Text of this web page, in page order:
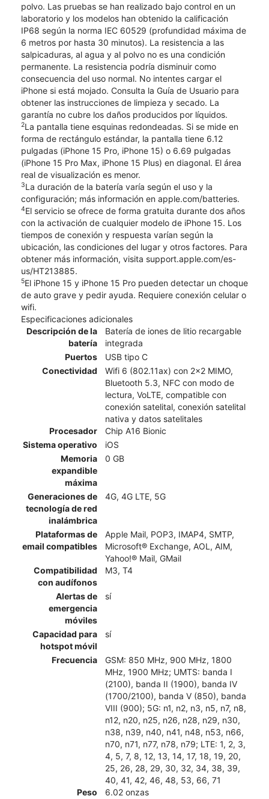
polvo. Las pruebas se han realizado bajo control en un
laboratorio y los modelos han obtenido la calificación
IP68 según la norma IEC 60529 (profundidad máxima de
6 metros por hasta 30 minutos). La resistencia a las
salpicaduras, al agua y al polvo no es una condición
permanente. La resistencia podría disminuir como
consecuencia del uso normal. No intentes cargar el
iPhone si está mojado. Consulta la Guía de Usuario para
obtener las instrucciones de limpieza y secado. La
garantía no cubre los daños producidos por líquidos.
2La pantalla tiene esquinas redondeadas. Si se mide en
forma de rectángulo estándar, la pantalla tiene 6.12
pulgadas (iPhone 15 Pro, iPhone 15) o 6.69 pulgadas
(iPhone 15 Pro Max, iPhone 15 Plus) en diagonal. El área
real de visualización es menor.
3La duración de la batería varía según el uso y la
configuración; más información en apple.com/batteries.
4El servicio se ofrece de forma gratuita durante dos años
con la activación de cualquier modelo de iPhone 15. Los
tiempos de conexión y respuesta varían según la
ubicación, las condiciones del lugar y otros factores. Para
obtener más información, visita support.apple.com/es-
us/HT213885.
5El iPhone 15 y iPhone 15 Pro pueden detectar un choque
de auto grave y pedir ayuda. Requiere conexión celular o
wifi.
Especificaciones adicionales
Descripción de la
batería
Batería de iones de litio recargable
integrada
Puertos
USB tipo C
Conectividad
Wifi 6 (802.11ax) con 2x2 MIMO,
Bluetooth 5.3, NFC con modo de
lectura, VoLTE, compatible con
conexión satelital, conexión satelital
nativa y datos satelitales
Procesador
Chip A16 Bionic
Sistema operativo
iOS
Memoria
expandible
máxima
0 GB
Generaciones de
tecnología de red
inalámbrica
4G, 4G LTE, 5G
Plataformas de
email compatibles
Apple Mail, POP3, IMAP4, SMTP,
Microsoft® Exchange, AOL, AIM,
Yahoo!® Mail, GMail
Compatibilidad
con audífonos
M3, T4
Alertas de
emergencia
móviles
sí
Capacidad para
hotspot móvil
sí
Frecuencia
GSM: 850 MHz, 900 MHz, 1800
MHz, 1900 MHz; UMTS: banda I
(2100), banda II (1900), banda IV
(1700/2100), banda V (850), banda
VIII (900); 5G: n1, n2, n3, n5, n7, n8,
n12, n20, n25, n26, n28, n29, n30,
n38, n39, n40, n41, n48, n53, n66,
n70, n71, n77, n78, n79; LTE: 1, 2, 3,
4, 5, 7, 8, 12, 13, 14, 17, 18, 19, 20,
25, 26, 28, 29, 30, 32, 34, 38, 39,
40, 41, 42, 46, 48, 53, 66, 71
Peso
6.02 onzas